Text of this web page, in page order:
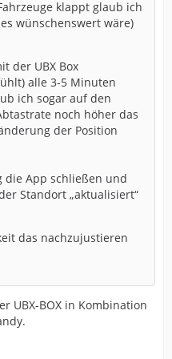
Tracking zu
sehr wertvoll.
parallel die Beta
diese Standardsachen,
ich bereits
direktem Neustart
Tablet, und korrekter
wenigen 25 Metern
scheint da nichts mehr
klappt glaub ich
wünschenswert wäre)
der UBX Box
alle 3-5 Minuten
ich sogar auf den
noch höher das
der Position
die App schließen und
Standort „aktualisiert“
das nachzujustieren
UBX-BOX in Kombination